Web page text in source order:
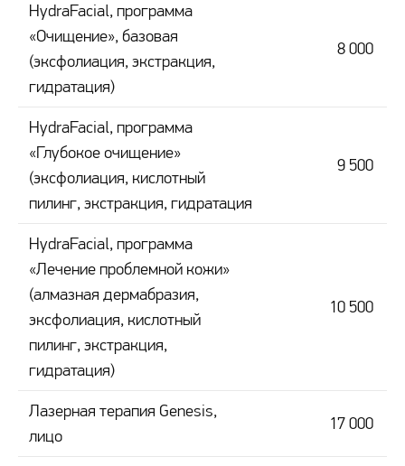
HydraFacial, программа
«Очищение», базовая
(эксфолиация, экстракция,
гидратация)
8 000
HydraFacial, программа
«Глубокое очищение»
(эксфолиация, кислотный
пилинг, экстракция, гидратация
9 500
HydraFacial, программа
«Лечение проблемной кожи»
(алмазная дермабразия,
эксфолиация, кислотный
пилинг, экстракция,
гидратация)
10 500
Лазерная терапия Genesis,
лицо
17 000